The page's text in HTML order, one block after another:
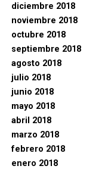
diciembre 2018
noviembre 2018
octubre 2018
septiembre 2018
agosto 2018
julio 2018
junio 2018
mayo 2018
abril 2018
marzo 2018
febrero 2018
enero 2018